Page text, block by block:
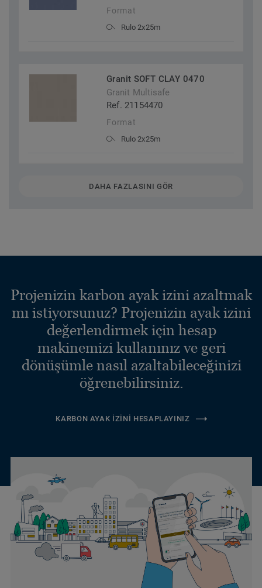
Format
Rulo 2x25m
Granit SOFT CLAY 0470
Granit Multisafe
Ref. 21154470
Format
Rulo 2x25m
DAHA FAZLASINI GÖR
Projenizin karbon ayak izini azaltmak
mı istiyorsunuz? Projenizin ayak izini
değerlendirmek için hesap
makinemizi kullanınız ve geri
dönüşümle nasıl azaltabileceğinizi
öğrenebilirsiniz.
KARBON AYAK İZINI HESAPLAYINIZ